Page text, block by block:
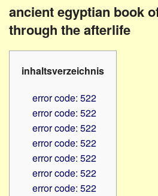
Beruf
Senioren
PC
Hörbüchereien
Reha-
Lehrer
Schulen
ancient egyptian book
through the afterlife
inhaltsverzeichnis
error code: 522
error code: 522
error code: 522
error code: 522
error code: 522
error code: 522
error code: 522